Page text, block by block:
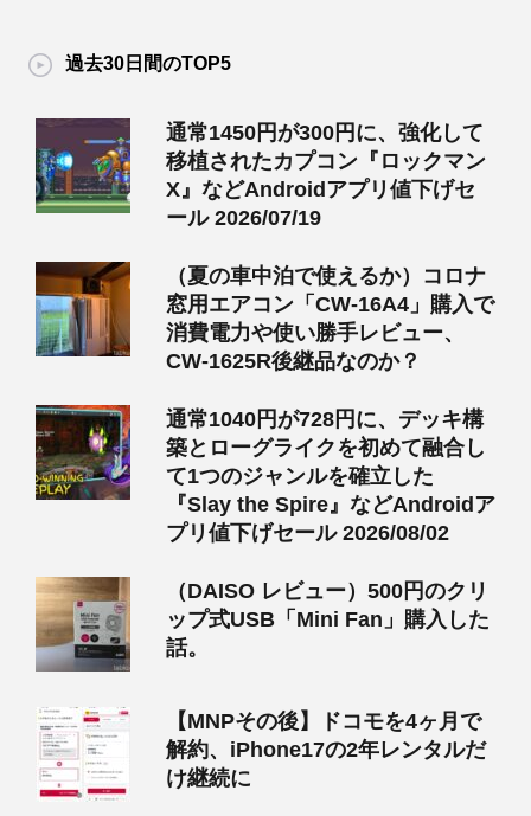
過去30日間のTOP5
通常1450円が300円に、強化して
移植されたカプコン『ロックマン
X』などAndroidアプリ値下げセ
ール 2026/07/19
（夏の車中泊で使えるか）コロナ
窓用エアコン「CW-16A4」購入で
消費電力や使い勝手レビュー、
CW-1625R後継品なのか？
通常1040円が728円に、デッキ構
築とローグライクを初めて融合し
て1つのジャンルを確立した
『Slay the Spire』などAndroidア
プリ値下げセール 2026/08/02
（DAISO レビュー）500円のクリ
ップ式USB「Mini Fan」購入した
話。
【MNPその後】ドコモを4ヶ月で
解約、iPhone17の2年レンタルだ
け継続に